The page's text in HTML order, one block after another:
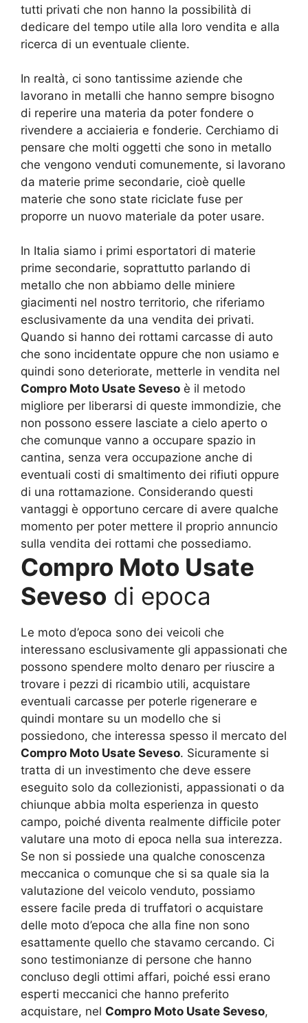
tutti privati che non hanno la possibilità di
dedicare del tempo utile alla loro vendita e alla
ricerca di un eventuale cliente.
In realtà, ci sono tantissime aziende che
lavorano in metalli che hanno sempre bisogno
di reperire una materia da poter fondere o
rivendere a acciaieria e fonderie. Cerchiamo di
pensare che molti oggetti che sono in metallo
che vengono venduti comunemente, si lavorano
da materie prime secondarie, cioè quelle
materie che sono state riciclate fuse per
proporre un nuovo materiale da poter usare.
In Italia siamo i primi esportatori di materie
prime secondarie, soprattutto parlando di
metallo che non abbiamo delle miniere
giacimenti nel nostro territorio, che riferiamo
esclusivamente da una vendita dei privati.
Quando si hanno dei rottami carcasse di auto
che sono incidentate oppure che non usiamo e
quindi sono deteriorate, metterle in vendita nel
Compro Moto Usate Seveso è il metodo
migliore per liberarsi di queste immondizie, che
non possono essere lasciate a cielo aperto o
che comunque vanno a occupare spazio in
cantina, senza vera occupazione anche di
eventuali costi di smaltimento dei rifiuti oppure
di una rottamazione. Considerando questi
vantaggi è opportuno cercare di avere qualche
momento per poter mettere il proprio annuncio
sulla vendita dei rottami che possediamo.
Compro Moto Usate
Seveso di epoca
Le moto d’epoca sono dei veicoli che
interessano esclusivamente gli appassionati che
possono spendere molto denaro per riuscire a
trovare i pezzi di ricambio utili, acquistare
eventuali carcasse per poterle rigenerare e
quindi montare su un modello che si
possiedono, che interessa spesso il mercato del
Compro Moto Usate Seveso. Sicuramente si
tratta di un investimento che deve essere
eseguito solo da collezionisti, appassionati o da
chiunque abbia molta esperienza in questo
campo, poiché diventa realmente difficile poter
valutare una moto di epoca nella sua interezza.
Se non si possiede una qualche conoscenza
meccanica o comunque che si sa quale sia la
valutazione del veicolo venduto, possiamo
essere facile preda di truffatori o acquistare
delle moto d’epoca che alla fine non sono
esattamente quello che stavamo cercando. Ci
sono testimonianze di persone che hanno
concluso degli ottimi affari, poiché essi erano
esperti meccanici che hanno preferito
acquistare, nel Compro Moto Usate Seveso,